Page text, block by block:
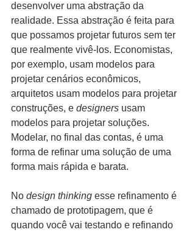
desenvolver uma abstração da
realidade. Essa abstração é feita para
que possamos projetar futuros sem ter
que realmente vivê-los. Economistas,
por exemplo, usam modelos para
projetar cenários econômicos,
arquitetos usam modelos para projetar
construções, e designers usam
modelos para projetar soluções.
Modelar, no final das contas, é uma
forma de refinar uma solução de uma
forma mais rápida e barata.
No design thinking esse refinamento é
chamado de prototipagem, que é
quando você vai testando e refinando